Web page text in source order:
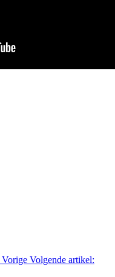
Vorige Volgende artikel: